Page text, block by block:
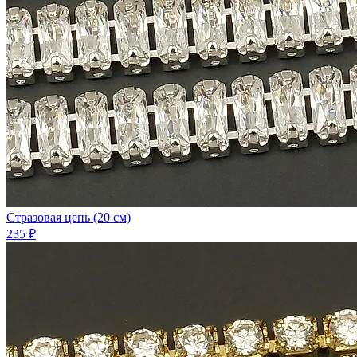
Стразовая цепь (20 см)
235 ₽